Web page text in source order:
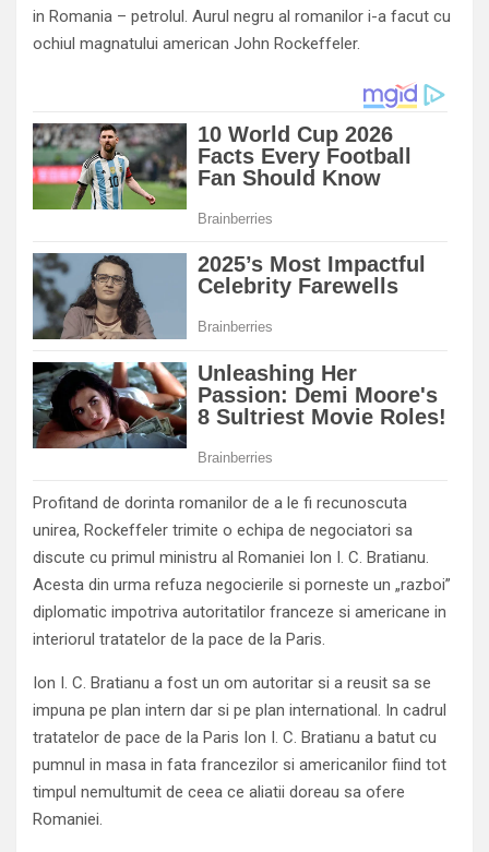
in Romania – petrolul. Aurul negru al romanilor i-a facut cu
ochiul magnatului american John Rockeffeler.
Profitand de dorinta romanilor de a le fi recunoscuta
unirea, Rockeffeler trimite o echipa de negociatori sa
discute cu primul ministru al Romaniei Ion I. C. Bratianu.
Acesta din urma refuza negocierile si porneste un „razboi”
diplomatic impotriva autoritatilor franceze si americane in
interiorul tratatelor de la pace de la Paris.
Ion I. C. Bratianu a fost un om autoritar si a reusit sa se
impuna pe plan intern dar si pe plan international. In cadrul
tratatelor de pace de la Paris Ion I. C. Bratianu a batut cu
pumnul in masa in fata francezilor si americanilor fiind tot
timpul nemultumit de ceea ce aliatii doreau sa ofere
Romaniei.